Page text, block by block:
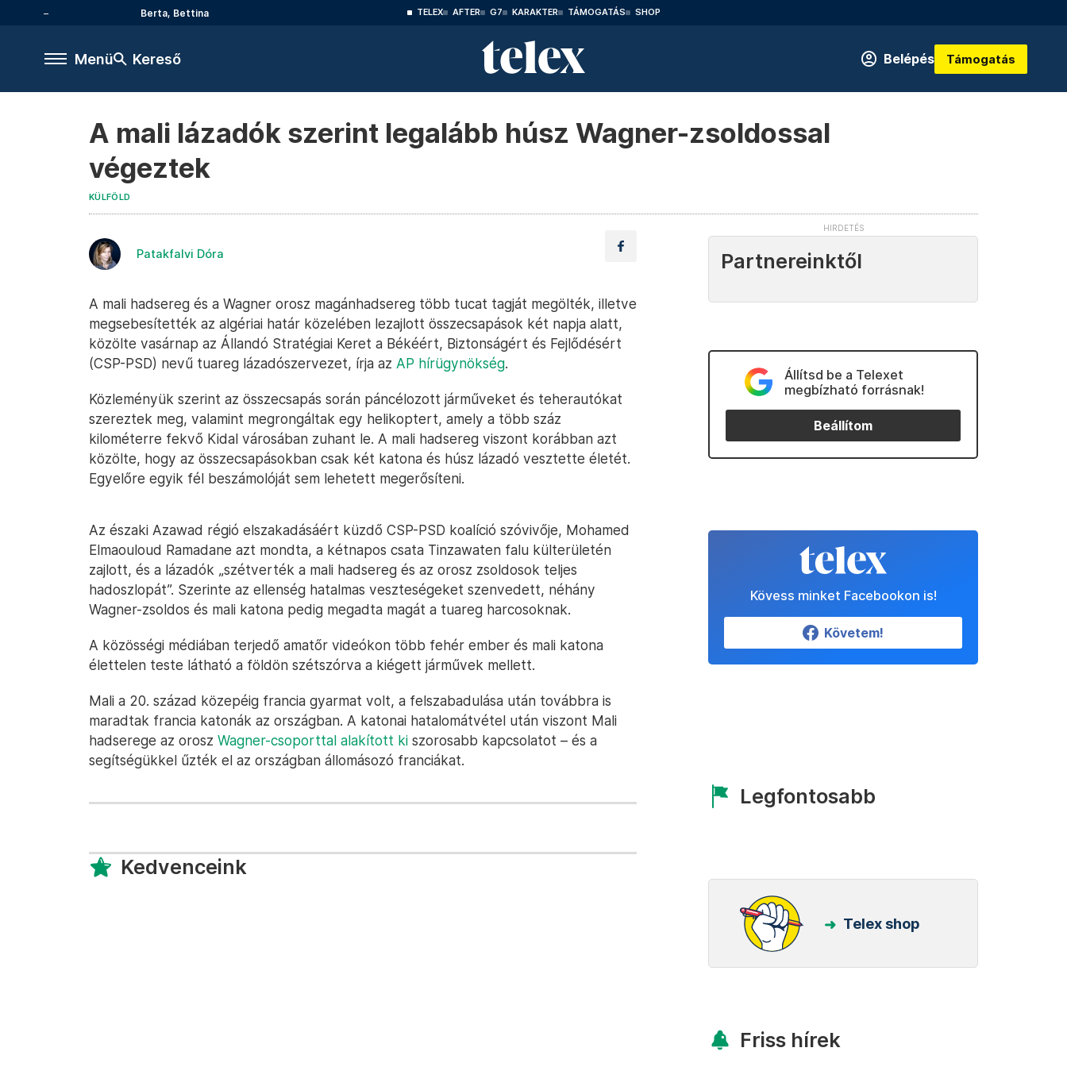
Berta, Bettina TELEX AFTER G7 KARAKTER TÁMOGATÁS SHOP
Menü Kereső Belépés Támogatás
A mali lázadók szerint legalább húsz Wagner-zsoldossal
végeztek
KÜLFÖLD
Patakfalvi Dóra
A mali hadsereg és a Wagner orosz magánhadsereg több tucat tagját megölték, illetve
megsebesítették az algériai határ közelében lezajlott összecsapások két napja alatt,
közölte vasárnap az Állandó Stratégiai Keret a Békéért, Biztonságért és Fejlődésért
(CSP-PSD) nevű tuareg lázadószervezet, írja az AP hírügynökség.
Közleményük szerint az összecsapás során páncélozott járműveket és teherautókat
szereztek meg, valamint megrongáltak egy helikoptert, amely a több száz
kilométerre fekvő Kidal városában zuhant le. A mali hadsereg viszont korábban azt
közölte, hogy az összecsapásokban csak két katona és húsz lázadó vesztette életét.
Egyelőre egyik fél beszámolóját sem lehetett megerősíteni.
Az északi Azawad régió elszakadásáért küzdő CSP-PSD koalíció szóvivője, Mohamed
Elmaouloud Ramadane azt mondta, a kétnapos csata Tinzawaten falu külterületén
zajlott, és a lázadók „szétverték a mali hadsereg és az orosz zsoldosok teljes
hadoszlopát”. Szerinte az ellenség hatalmas veszteségeket szenvedett, néhány
Wagner-zsoldos és mali katona pedig megadta magát a tuareg harcosoknak.
A közösségi médiában terjedő amatőr videókon több fehér ember és mali katona
élettelen teste látható a földön szétszórva a kiégett járművek mellett.
Mali a 20. század közepéig francia gyarmat volt, a felszabadulása után továbbra is
maradtak francia katonák az országban. A katonai hatalomátvétel után viszont Mali
hadserege az orosz Wagner-csoporttal alakított ki szorosabb kapcsolatot – és a
segítségükkel űzték el az országban állomásozó franciákat.
Kedvenceink
Partnereinktől
Állítsd be a Telexet
megbízható forrásnak!
Beállítom
Kövess minket Facebookon is!
Követem!
Legfontosabb
Telex shop
Friss hírek